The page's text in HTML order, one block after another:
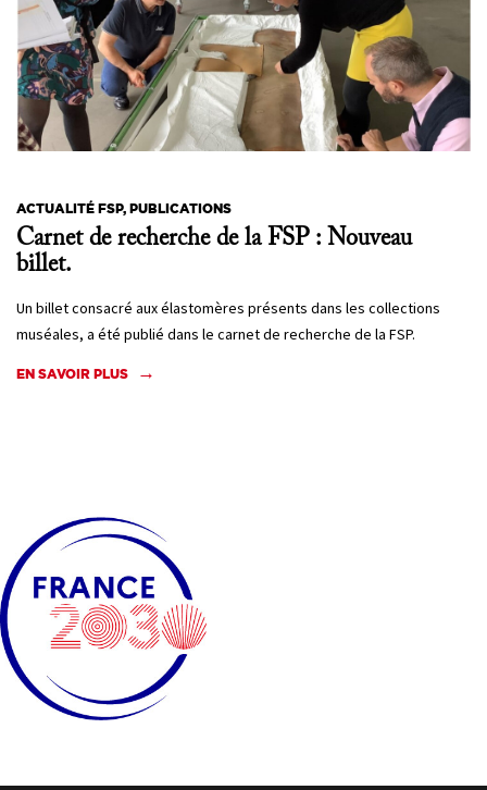
ACTUALITÉ FSP, PUBLICATIONS
Carnet de recherche de la FSP : Nouveau
billet.
Un billet consacré aux élastomères présents dans les collections
muséales, a été publié dans le carnet de recherche de la FSP.
EN SAVOIR PLUS